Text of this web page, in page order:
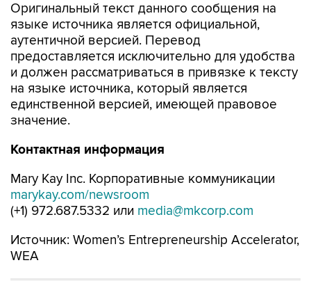
Оригинальный текст данного сообщения на
языке источника является официальной,
аутентичной версией. Перевод
предоставляется исключительно для удобства
и должен рассматриваться в привязке к тексту
на языке источника, который является
единственной версией, имеющей правовое
значение.
Контактная информация
Mary Kay Inc. Корпоративные коммуникации
marykay.com/newsroom
(+1) 972.687.5332 или media@mkcorp.com
Источник: Women’s Entrepreneurship Accelerator,
WEA